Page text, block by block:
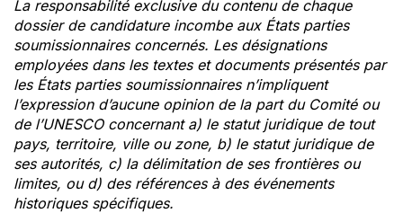
La responsabilité exclusive du contenu de chaque
dossier de candidature incombe aux États parties
soumissionnaires concernés. Les désignations
employées dans les textes et documents présentés par
les États parties soumissionnaires n’impliquent
l’expression d’aucune opinion de la part du Comité ou
de l’UNESCO concernant a) le statut juridique de tout
pays, territoire, ville ou zone, b) le statut juridique de
ses autorités, c) la délimitation de ses frontières ou
limites, ou d) des références à des événements
historiques spécifiques.